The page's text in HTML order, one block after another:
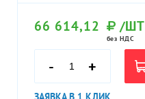
66 614,12 /ШТ
без НДС
- +